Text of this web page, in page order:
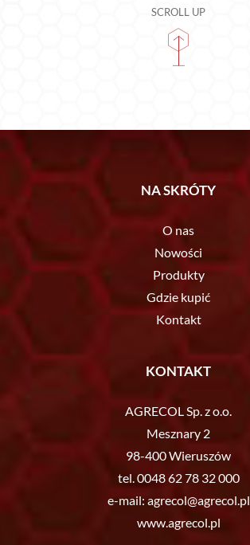
SCROLL UP
NA SKRÓTY
O nas
Nowości
Produkty
Gdzie kupić
Kontakt
KONTAKT
AGRECOL Sp. z o.o.
Mesznary 2
98-400 Wieruszów
tel.0048 62 78 32 000
e-mail:agrecol@agrecol.pl
www.agrecol.pl